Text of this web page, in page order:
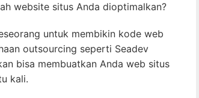
website situs Anda dioptimalkan?
untuk membikin kode web
outsourcing seperti Seadev
bisa membuatkan Anda web situs
kali.